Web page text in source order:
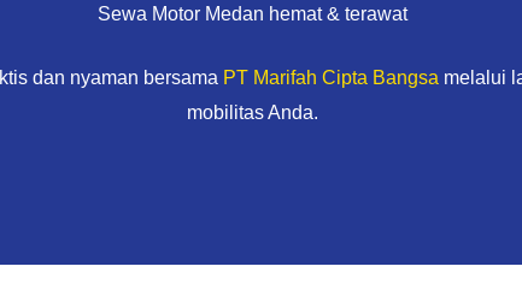
Sewa Motor Medan hemat & terawat
dan nyaman bersama PT Marifah Cipta Bangsa melalui
mobilitas Anda.